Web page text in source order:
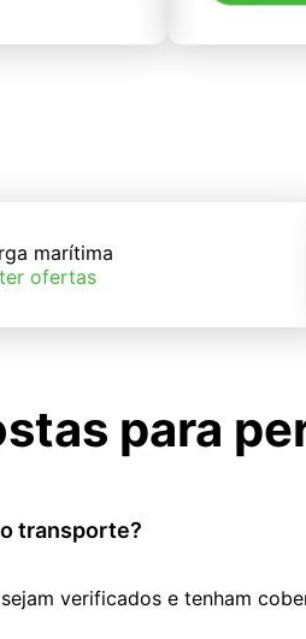
marítima
ofertas
para
transporte?
verificados e tenham